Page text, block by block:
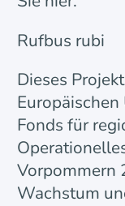
Rufbus rubi
Dieses
Fonds für
Vorpommern
Wachstum